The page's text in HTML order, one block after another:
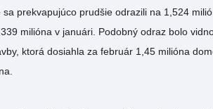
sa prekvapujúco prudšie odrazili na 1,524
milióna v januári. Podobný odraz bolo
ktorá dosiahla za február 1,45 milióna